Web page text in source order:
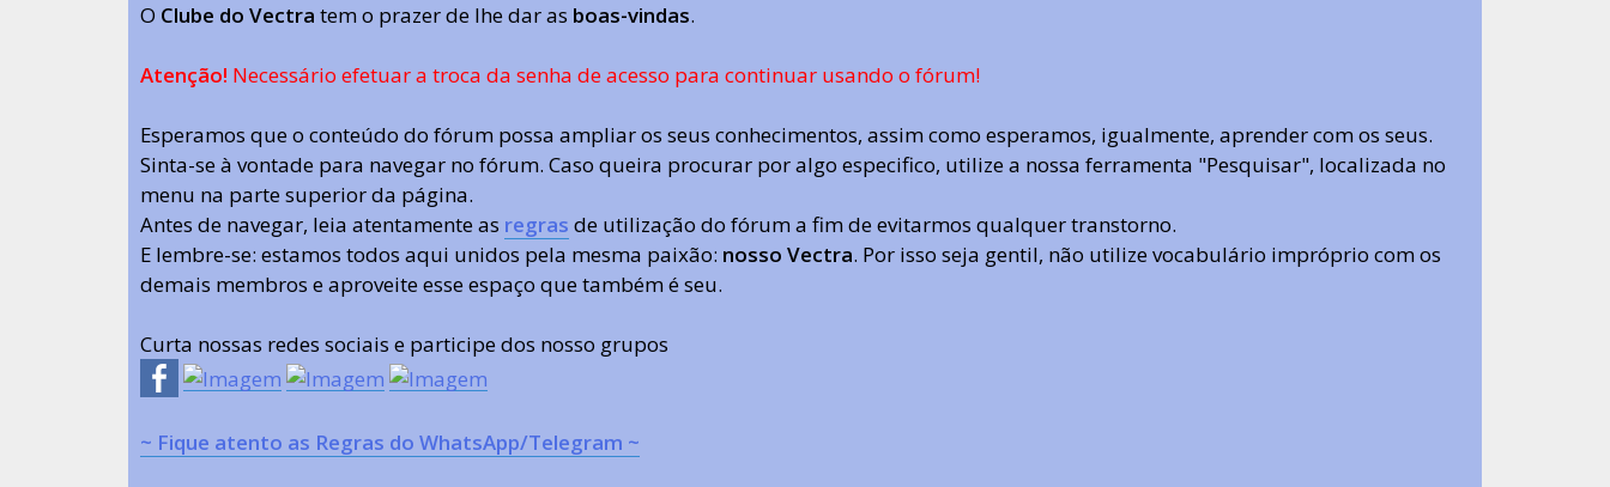
O Clube do Vectra tem o prazer de lhe dar as boas-vindas.
Atenção! Necessário efetuar a troca da senha de acesso para continuar usando o fórum!
Esperamos que o conteúdo do fórum possa ampliar os seus conhecimentos, assim como esperamos, igualmente, aprender com os seus.
Sinta-se à vontade para navegar no fórum. Caso queira procurar por algo especifico, utilize a nossa ferramenta "Pesquisar", localizada no
menu na parte superior da página.
Antes de navegar, leia atentamente as regras de utilização do fórum a fim de evitarmos qualquer transtorno.
E lembre-se: estamos todos aqui unidos pela mesma paixão: nosso Vectra. Por isso seja gentil, não utilize vocabulário impróprio com os
demais membros e aproveite esse espaço que também é seu.
Curta nossas redes sociais e participe dos nosso grupos
~ Fique atento as Regras do WhatsApp/Telegram ~